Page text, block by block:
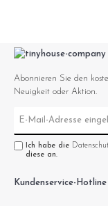
Abonnieren Sie den
Neuigkeit oder Aktion.
Ich habe die
diese an.
Kundenservice-Hotline